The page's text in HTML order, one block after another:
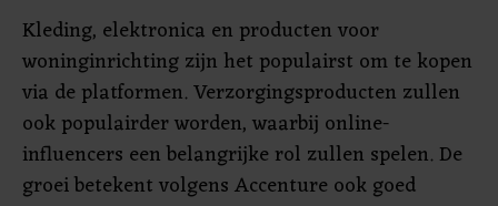
Kleding, elektronica en producten voor
woninginrichting zijn het populairst om te kopen
via de platformen. Verzorgingsproducten zullen
ook populairder worden, waarbij online-
influencers een belangrijke rol zullen spelen. De
groei betekent volgens Accenture ook goed